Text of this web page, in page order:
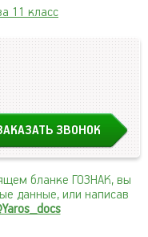
11 класс
бланке ГОЗНАК, вы
данные, или написав